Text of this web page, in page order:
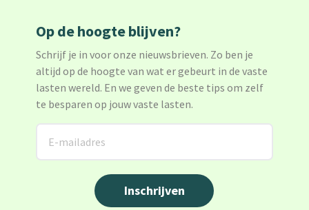
Op de hoogte blijven?
Schrijf je in voor onze nieuwsbrieven. Zo ben je
altijd op de hoogte van wat er gebeurt in de vaste
lasten wereld. En we geven de beste tips om zelf
te besparen op jouw vaste lasten.